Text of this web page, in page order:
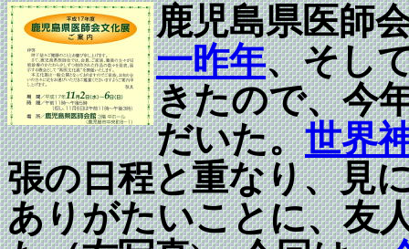
鹿児島県医師
一昨年、そし
きたので、今
だいた。世界
張の日程と重なり、見
ありがたいことに、友